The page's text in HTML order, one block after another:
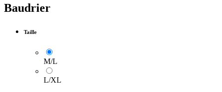
Baudrier
Taille
M/L
L/XL